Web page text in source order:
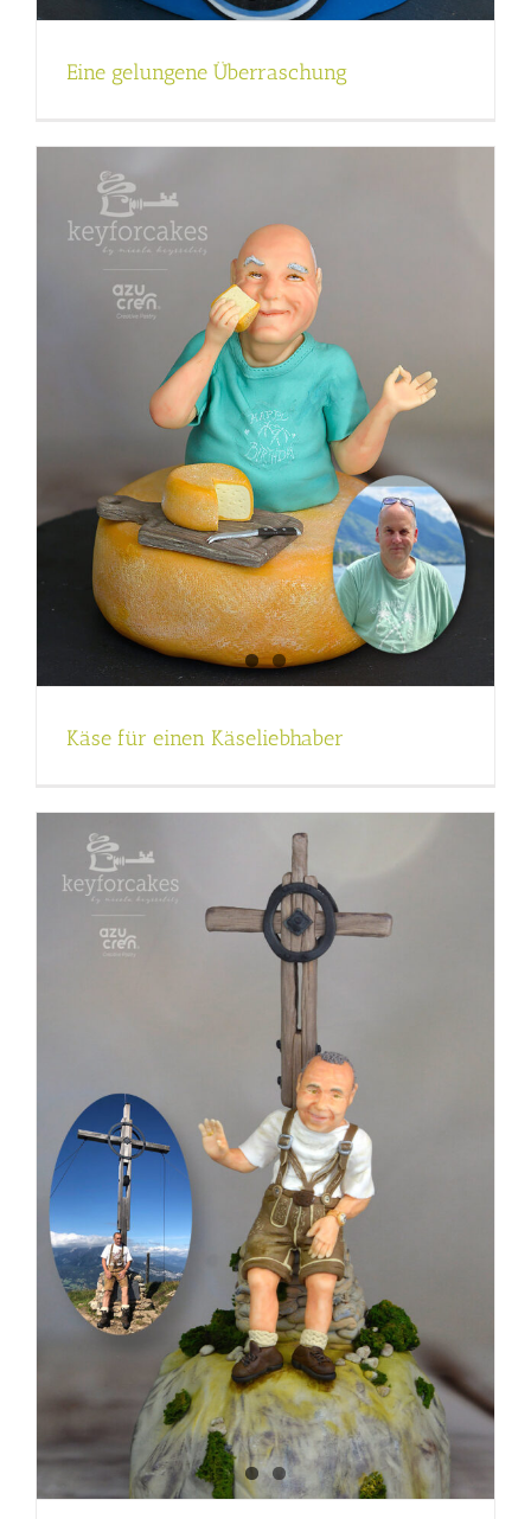
Eine gelungene Überraschung
Käse für einen Käseliebhaber